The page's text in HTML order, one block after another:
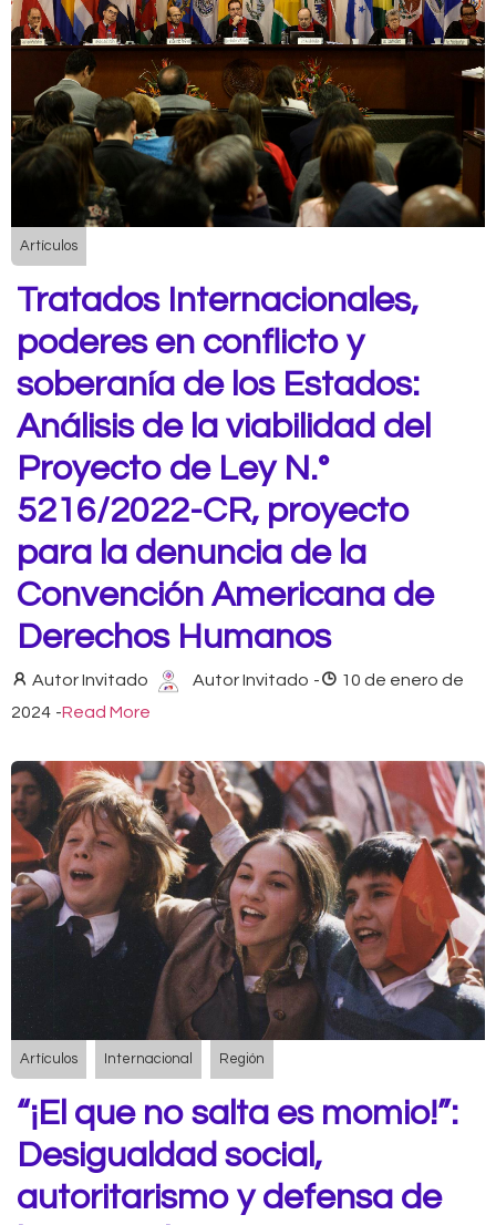
Artículos
Tratados Internacionales,
poderes en conflicto y
soberanía de los Estados:
Análisis de la viabilidad del
Proyecto de Ley N.°
5216/2022-CR, proyecto
para la denuncia de la
Convención Americana de
Derechos Humanos
Autor Invitado Autor Invitado -
10 de enero de
2024 -Read More
Artículos Internacional Región
“¡El que no salta es momio!”:
Desigualdad social,
autoritarismo y defensa de